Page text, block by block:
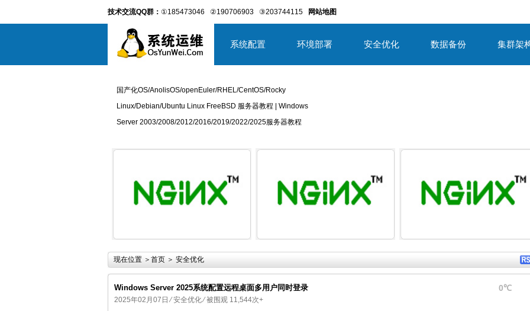
技术交流QQ群： ①185473046 ②190706903 ③203744115 网站地图
系统配置 环境部署 安全优化 数据备份 集群架
国产化OS/AnolisOS/openEuler/RHEL/CentOS/Rocky
Linux/Debian/Ubuntu Linux FreeBSD 服务器教程 | Windows
Server 2003/2008/2012/2016/2019/2022/2025服务器教程
现在位置 ＞ 首页 ＞ 安全优化
0℃
Windows Server 2025系统配置远程桌面多用户同时登录
2025年02月07日 ⁄安全优化⁄ 被围观 11,544次+